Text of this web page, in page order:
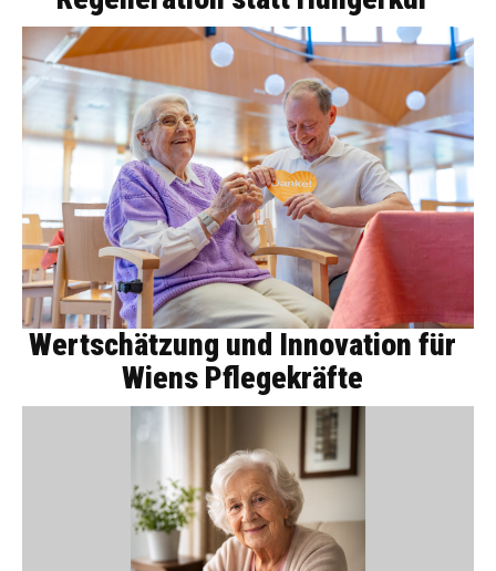
Wertschätzung und Innovation für
Wiens Pflegekräfte